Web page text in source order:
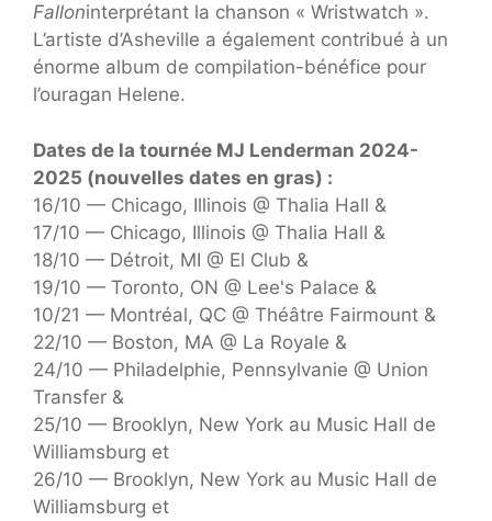
Falloninterprétant la chanson « Wristwatch ».
L’artiste d’Asheville a également contribué à un
énorme album de compilation-bénéfice pour
l’ouragan Helene.
Dates de la tournée MJ Lenderman 2024-
2025 (nouvelles dates en gras) :
16/10 — Chicago, Illinois @ Thalia Hall &
17/10 — Chicago, Illinois @ Thalia Hall &
18/10 — Détroit, MI @ El Club &
19/10 — Toronto, ON @ Lee's Palace &
10/21 — Montréal, QC @ Théâtre Fairmount &
22/10 — Boston, MA @ La Royale &
24/10 — Philadelphie, Pennsylvanie @ Union
Transfer &
25/10 — Brooklyn, New York au Music Hall de
Williamsburg et
26/10 — Brooklyn, New York au Music Hall de
Williamsburg et